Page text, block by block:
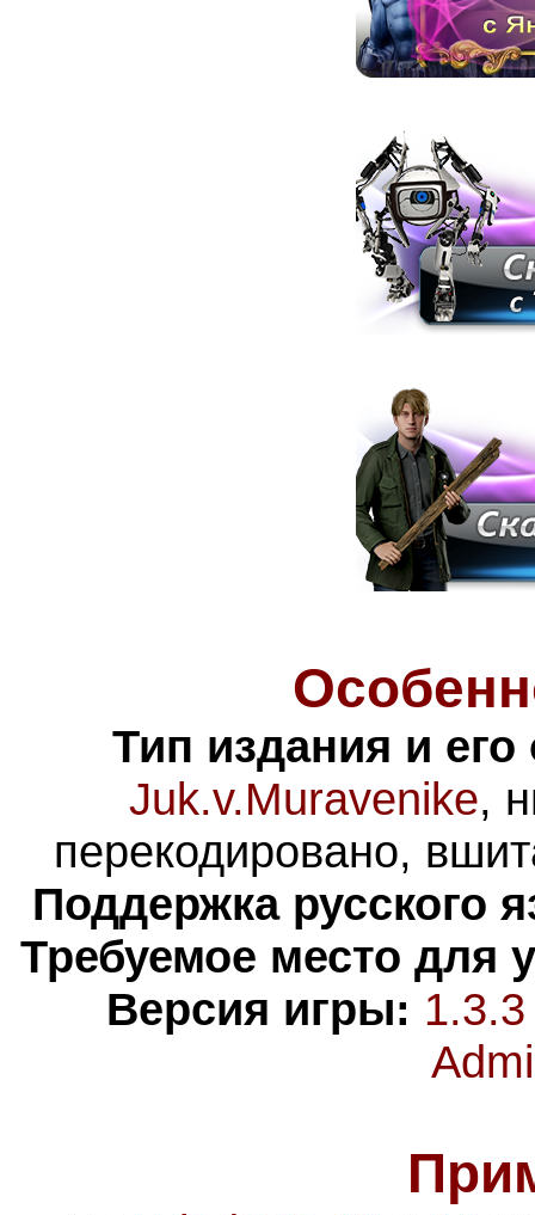
Тип издания и его
Juk.v.Muravenike,
перекодировано,
Поддержка русского
Требуемое место для
Версия игры: 1.3.3